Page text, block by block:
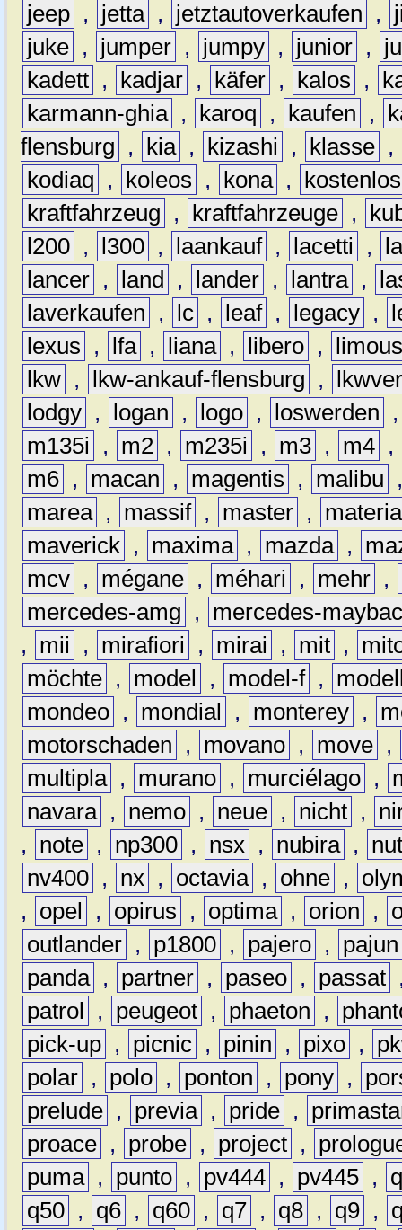
jeep , jetta , jetztautoverkaufen ,
juke , jumper , jumpy , junior ,
kadett , kadjar , käfer , kalos ,
karmann-ghia , karoq , kaufen ,
flensburg
, kia , kizashi , klasse ,
kodiaq
, koleos , kona ,
kostenlos
kraftfahrzeug
, kraftfahrzeuge ,
l200 , l300 , laankauf , lacetti ,
lancer , land , lander , lantra ,
laverkaufen
, lc , leaf , legacy ,
lexus
, lfa , liana , libero ,
lkw , lkw-ankauf-flensburg ,
lodgy , logan , logo , loswerden
m135i
, m2 , m235i , m3 , m4 ,
m6 , macan , magentis , malibu
marea , massif , master ,
materia
maverick , maxima , mazda ,
mcv , mégane , méhari , mehr ,
mercedes-amg
,
mercedes-
,
mii , mirafiori , mirai , mit ,
möchte , model , model-f ,
mondeo , mondial , monterey ,
motorschaden
, movano , move ,
multipla , murano , murciélago ,
navara , nemo , neue , nicht ,
,
note , np300 , nsx , nubira ,
nv400 , nx , octavia , ohne ,
,
opel , opirus , optima , orion ,
outlander , p1800 , pajero ,
pajun
panda , partner , paseo , passat
patrol
, peugeot , phaeton ,
pick-up , picnic , pinin , pixo ,
polar , polo , ponton , pony ,
prelude , previa , pride ,
proace , probe , project ,
puma , punto , pv444 , pv445 ,
q50 , q6 , q60 , q7 , q8 , q9 ,